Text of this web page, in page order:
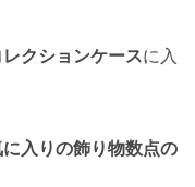
レクションケースに入
に入りの飾り物数点の